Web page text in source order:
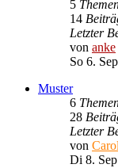
5
14
Letzter
von anke
So 6.
Muster
6
28
Letzter
von
Di 8.